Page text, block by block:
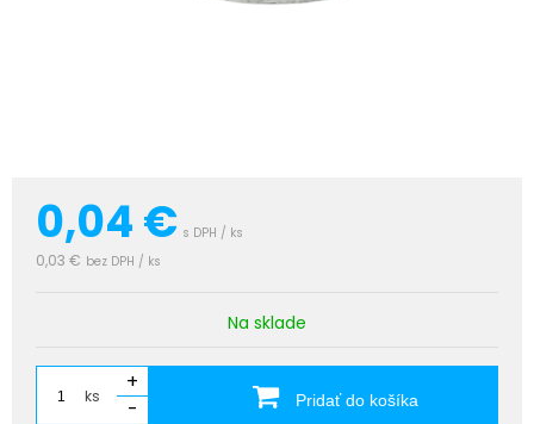
0,04€ s DPH / ks
0,03 € bez DPH / ks
Na sklade
ks
+
-
Pridať do košíka